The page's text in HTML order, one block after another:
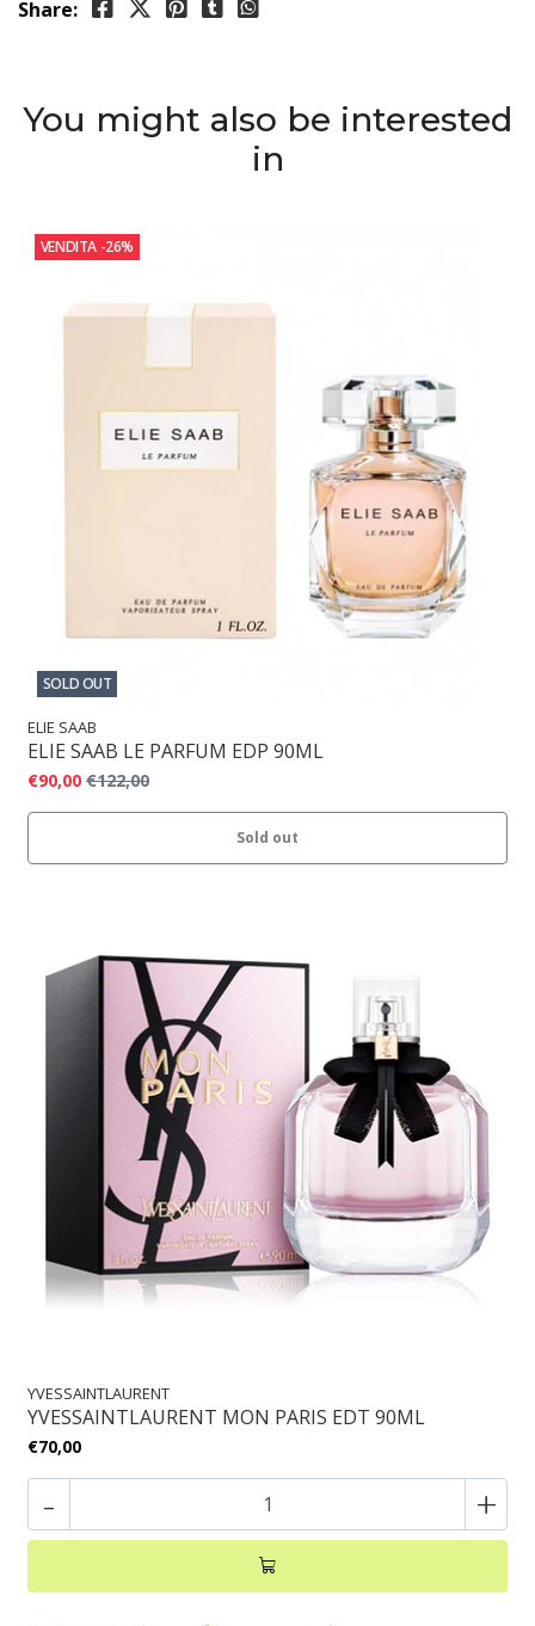
Share:
You might also be interested
in
VENDITA -26%
SOLD OUT
ELIE SAAB
ELIE SAAB LE PARFUM EDP 90ML
€90,00 €122,00
Sold out
YVESSAINTLAURENT
YVESSAINTLAURENT MON PARIS EDT 90ML
€70,00
- +